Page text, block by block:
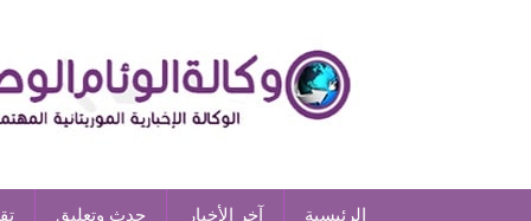
الرئيسية آخر الأخبار حدث وتعليق